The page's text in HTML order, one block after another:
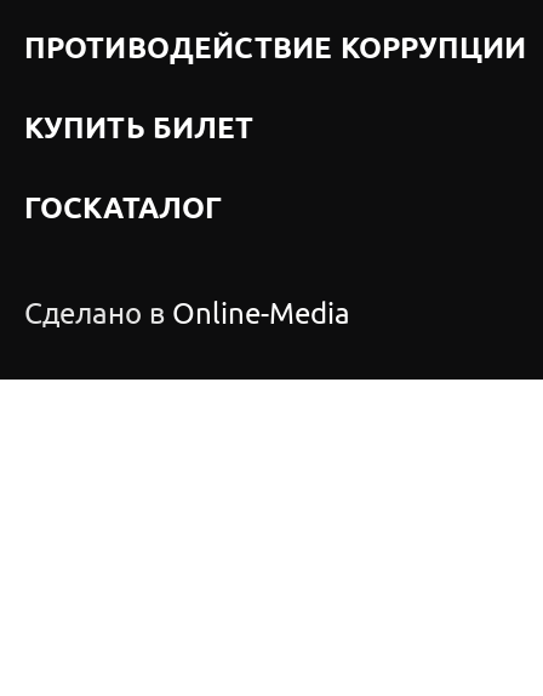
ПРОТИВОДЕЙСТВИЕ КОРРУПЦИИ
КУПИТЬ БИЛЕТ
ГОСКАТАЛОГ
Сделано в Online-Media